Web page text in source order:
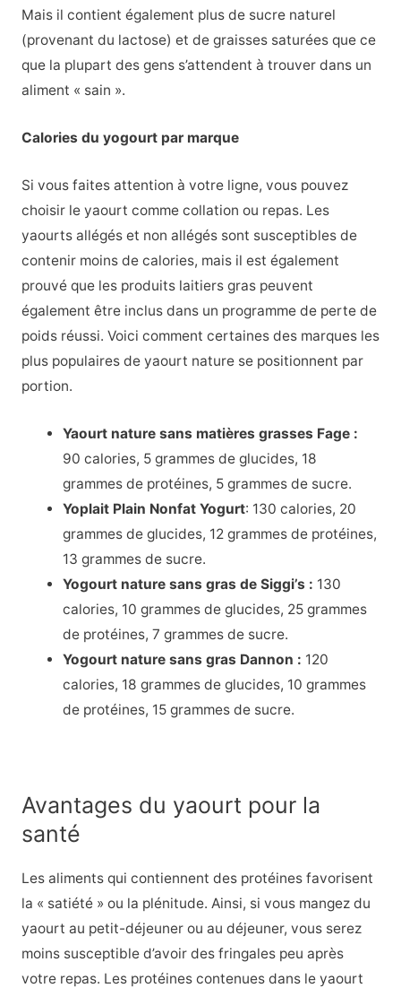
Mais il contient également plus de sucre naturel
(provenant du lactose) et de graisses saturées que ce
que la plupart des gens s’attendent à trouver dans un
aliment « sain ».
Calories du yogourt par marque
Si vous faites attention à votre ligne, vous pouvez
choisir le yaourt comme collation ou repas. Les
yaourts allégés et non allégés sont susceptibles de
contenir moins de calories, mais il est également
prouvé que les produits laitiers gras peuvent
également être inclus dans un programme de perte de
poids réussi. Voici comment certaines des marques les
plus populaires de yaourt nature se positionnent par
portion.
Yaourt nature sans matières grasses Fage :
90 calories, 5 grammes de glucides, 18
grammes de protéines, 5 grammes de sucre.
Yoplait Plain Nonfat Yogurt: 130 calories, 20
grammes de glucides, 12 grammes de protéines,
13 grammes de sucre.
Yogourt nature sans gras de Siggi’s : 130
calories, 10 grammes de glucides, 25 grammes
de protéines, 7 grammes de sucre.
Yogourt nature sans gras Dannon : 120
calories, 18 grammes de glucides, 10 grammes
de protéines, 15 grammes de sucre.
Avantages du yaourt pour la
santé
Les aliments qui contiennent des protéines favorisent
la « satiété » ou la plénitude. Ainsi, si vous mangez du
yaourt au petit-déjeuner ou au déjeuner, vous serez
moins susceptible d’avoir des fringales peu après
votre repas. Les protéines contenues dans le yaourt